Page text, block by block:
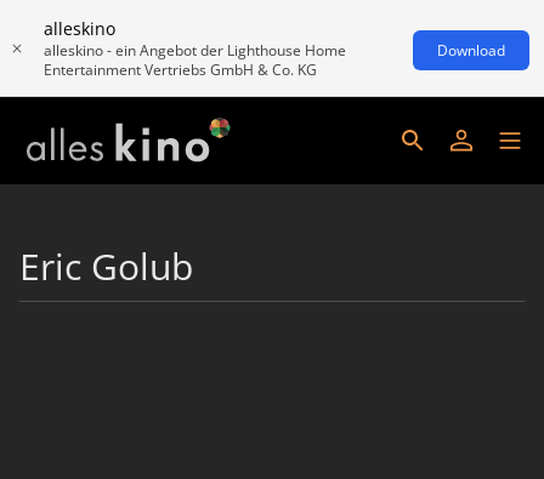
alleskino
alleskino - ein Angebot der Lighthouse Home
Entertainment Vertriebs GmbH & Co. KG
Download
Eric Golub